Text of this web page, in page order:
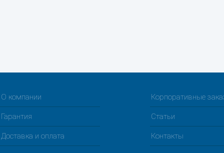
О компании Корпоративные
Гарантия Статьи
Доставка и оплата Контакты